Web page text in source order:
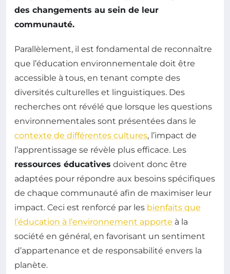
des changements au sein de leur
communauté.
Parallèlement, il est fondamental de reconnaître
que l’éducation environnementale doit être
accessible à tous, en tenant compte des
diversités culturelles et linguistiques. Des
recherches ont révélé que lorsque les questions
environnementales sont présentées dans le
contexte de différentes cultures, l’impact de
l’apprentissage se révèle plus efficace. Les
ressources éducatives doivent donc être
adaptées pour répondre aux besoins spécifiques
de chaque communauté afin de maximiser leur
impact. Ceci est renforcé par les bienfaits que
l’éducation à l’environnement apporte à la
société en général, en favorisant un sentiment
d’appartenance et de responsabilité envers la
planète.